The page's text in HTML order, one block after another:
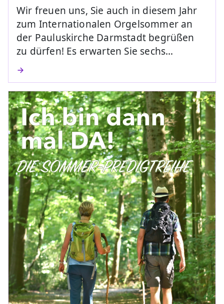
Wir freuen uns, Sie auch in diesem Jahr
zum Internationalen Orgelsommer an
der Pauluskirche Darmstadt begrüßen
zu dürfen! Es erwarten Sie sechs…